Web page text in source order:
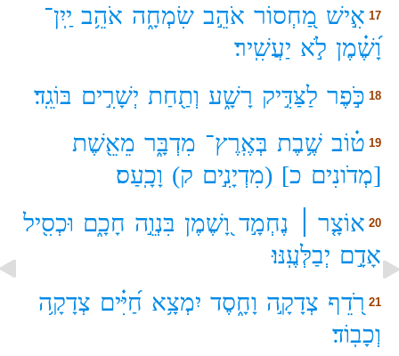
17 אִ֣ישׁ מַ֭חְסוֹר אֹהֵ֣ב שִׂמְחָ֑ה אֹהֵ֥ב יַֽיִן־
וָ֝שֶׁ֗מֶן לֹ֣א יַעֲשִֽׁיר׃
18 כֹּ֣פֶר לַצַּדִּ֣יק רָשָׁ֑ע וְתַ֖חַת יְשָׁרִ֣ים בּוֹגֵֽד׃
19 ט֗וֹב שֶׁ֥בֶת בְּאֶֽרֶץ־ מִדְבָּ֑ר מֵאֵ֖שֶׁת
[מְדֹונִים כ] (מִדְיָנִ֣ים ק) וָכָֽעַס׃
20 אוֹצָ֤ר ׀ נֶחְמָ֣ד וָ֭שֶׁמֶן בִּנְוֵ֣ה חָכָ֑ם וּכְסִ֖יל
אָדָ֣ם יְבַלְּעֶֽנּוּ׃
21 רֹ֭דֵף צְדָקָ֣ה וָחָ֑סֶד יִמְצָ֥א חַ֝יִּ֗ים צְדָקָ֥ה
וְכָבֽוֹד׃